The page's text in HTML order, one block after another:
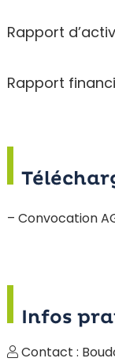
Rapport
Rapport
– Convocation
Infos
Contact :